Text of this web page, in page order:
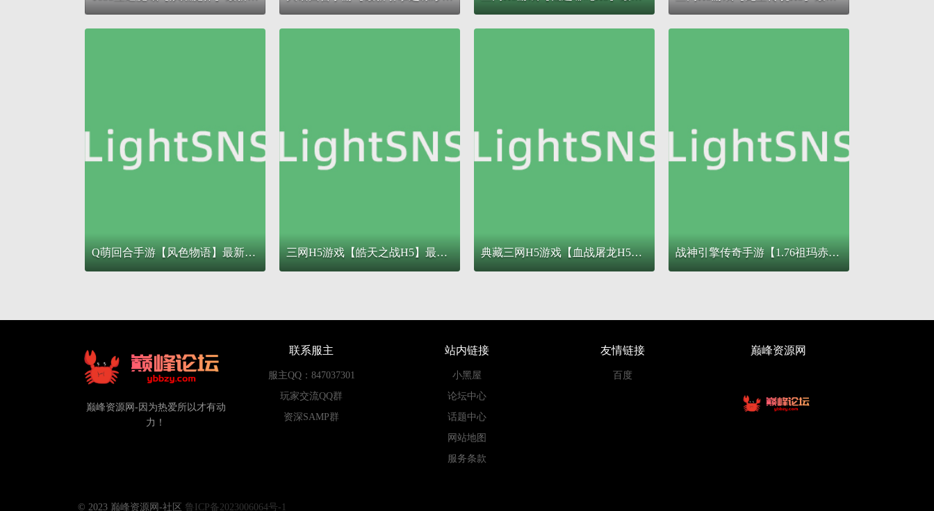
Q萌回合手游【风色物语】最新整理Linux手工服务端+安卓苹果双端+GM物品充值后台+详细搭建教程 三网H5游戏【皓天之战H5】最新整理Win一键服务端+GM授权后台+详细搭建教程 典藏三网H5游戏【血战屠龙H5】最新整理Win系复古服务端+GM后台+详细搭建教程 战神引擎传奇手游【1.76祖玛赤月经典复古升级白猪3】最新整理Win系复古服务端+安卓苹果双端+GM授权物品后台+详细搭建教程
巅峰资源网-因为热爱所以才有动
力！
联系服主
服主QQ：847037301
玩家交流QQ群
资深SAMP群
站内链接
小黑屋
论坛中心
话题中心
网站地图
服务条款
友情链接
百度
巅峰资源网
© 2023 巅峰资源网-社区 鲁ICP备2023006064号-1